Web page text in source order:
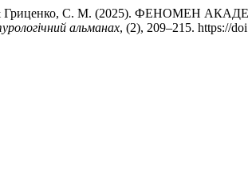
& Гриценко, С. М. (2025). ФЕНОМЕН
альманах, (2), 209–215. https://